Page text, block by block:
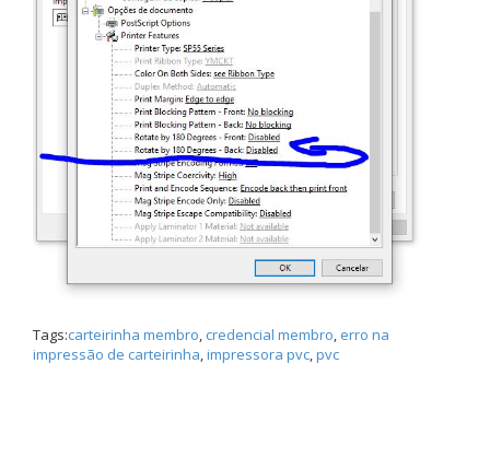
Tags:carteirinha membro, credencial membro, erro na
impressão de carteirinha,impressora pvc,pvc